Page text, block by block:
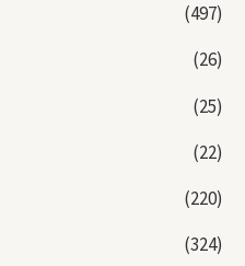
(497)
(26)
(25)
(22)
(220)
(324)